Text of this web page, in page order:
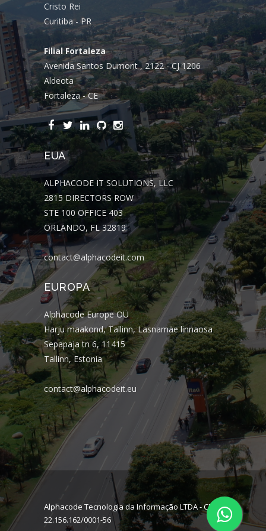
Cristo Rei
Curitiba - PR
Filial Fortaleza
Avenida Santos Dumont , 2122 - CJ 1206
Aldeota
Fortaleza - CE
EUA
ALPHACODE IT SOLUTIONS, LLC
2815 DIRECTORS ROW
STE 100 OFFICE 403
ORLANDO, FL 32819
contact@alphacodeit.com
EUROPA
Alphacode Europe OÜ
Harju maakond, Tallinn, Lasnamäe linnaosa
Sepapaja tn 6, 11415
Tallinn, Estonia
contact@alphacodeit.eu
Alphacode Tecnologia da Informação LTDA - CNPJ:
22.156.162/0001-56